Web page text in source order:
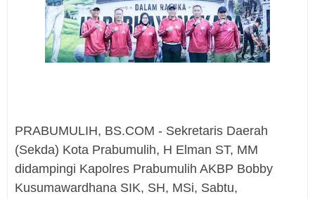
PRABUMULIH, BS.COM - Sekretaris Daerah
(Sekda) Kota Prabumulih, H Elman ST, MM
didampingi Kapolres Prabumulih AKBP Bobby
Kusumawardhana SIK, SH, MSi, Sabtu,